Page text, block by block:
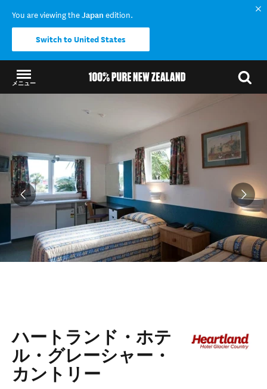
You are viewing theJapan edition.
Switch to United States
メニュー
ハートランド・ホテ
ル・グレーシャー・
カントリー